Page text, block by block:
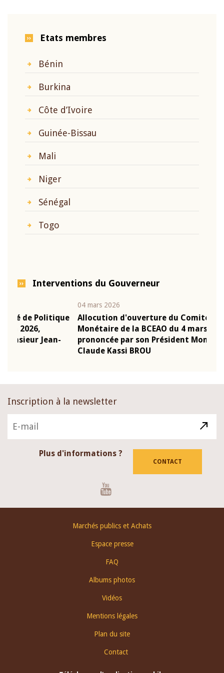
Etats membres
Bénin
Burkina
Côte d’Ivoire
Guinée-Bissau
Mali
Niger
Sénégal
Togo
Interventions du Gouverneur
Allocution d'ouverture du Comité de Politique
Monétaire de la BCEAO du 4 mars 2026,
prononcée par son Président Monsieur Jean-
Claude Kassi BROU
Inscription à la newsletter
Plus d'informations ?
CONTACT
Marchés publics et Achats
Espace presse
FAQ
Albums photos
Vidéos
Mentions légales
Plan du site
Contact